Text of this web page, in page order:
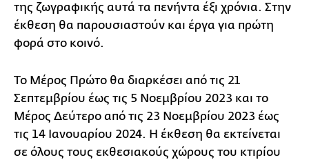
της ζωγραφικής αυτά τα πενήντα έξι χρόνια. Στην
έκθεση θα παρουσιαστούν και έργα για πρώτη
φορά στο κοινό.
Το Μέρος Πρώτο θα διαρκέσει από τις 21
Σεπτεμβρίου έως τις 5 Νοεμβρίου 2023 και το
Μέρος Δεύτερο από τις 23 Νοεμβρίου 2023 έως
τις 14 Ιανουαρίου 2024. Η έκθεση θα εκτείνεται
σε όλους τους εκθεσιακούς χώρους του κτιρίου